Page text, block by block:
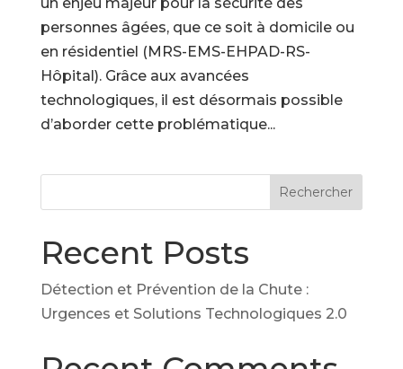
personnes âgées, que ce soit à domicile ou
en résidentiel (MRS-EMS-EHPAD-RS-
Hôpital). Grâce aux avancées
technologiques, il est désormais possible
d’aborder cette problématique...
Rechercher
Recent Posts
Détection et Prévention de la Chute :
Urgences et Solutions Technologiques 2.0